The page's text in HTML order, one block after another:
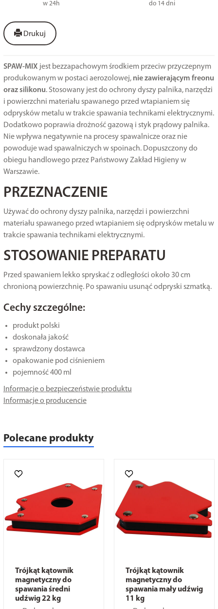
w 24h do 14 dni
Drukuj
SPAW-MIX jest bezzapachowym środkiem przeciw przyczepnym
produkowanym w postaci aerozolowej, nie zawierającym freonu
oraz silikonu. Stosowany jest do ochrony dyszy palnika, narzędzi
i powierzchni materiału spawanego przed wtapianiem się
odprysków metalu w trakcie spawania technikami elektrycznymi.
Dodatkowo poprawia drożność gazową i styk prądowy palnika.
Nie wpływa negatywnie na procesy spawalnicze oraz nie
powoduje wad spawalniczych w spoinach. Dopuszczony do
obiegu handlowego przez Państwowy Zakład Higieny w
Warszawie.
PRZEZNACZENIE
Używać do ochrony dyszy palnika, narzędzi i powierzchni
materiału spawanego przed wtapianiem się odprysków metalu w
trakcie spawania technikami elektrycznymi.
STOSOWANIE PREPARATU
Przed spawaniem lekko spryskać z odległości około 30 cm
chronioną powierzchnię. Po spawaniu usunąć odpryski szmatką.
Cechy szczególne:
produkt polski
doskonała jakość
sprawdzony dostawca
opakowanie pod ciśnieniem
pojemność 400 ml
Informacje o bezpieczeństwie produktu
Informacje o producencie
Polecane produkty
Trójkąt kątownik
magnetyczny do
spawania średni
udźwig 22 kg
Trójkąt kątownik
magnetyczny do
spawania mały udźwig
11 kg